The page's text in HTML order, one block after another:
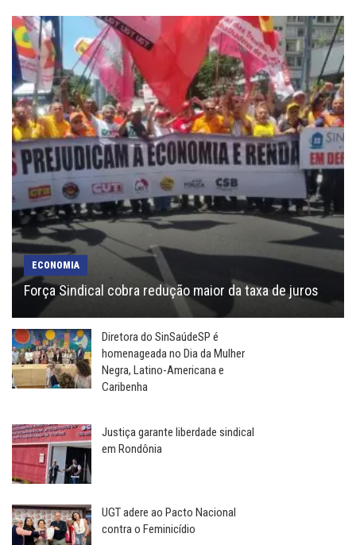
ECONOMIA
Força Sindical cobra redução maior da taxa de juros
Diretora do SinSaúdeSP é
homenageada no Dia da Mulher
Negra, Latino-Americana e
Caribenha
Justiça garante liberdade sindical
em Rondônia
UGT adere ao Pacto Nacional
contra o Feminicídio